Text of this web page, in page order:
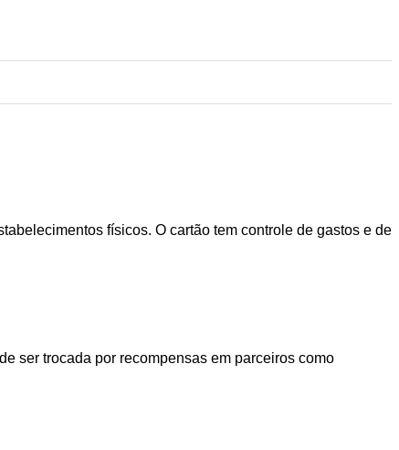
físicos. O cartão tem controle de gastos e de
ser trocada por recompensas em parceiros como